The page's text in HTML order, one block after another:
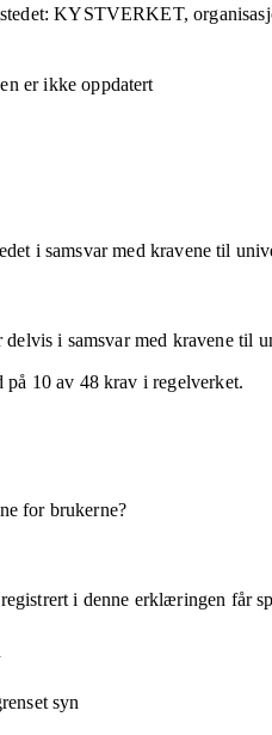
KYSTVERKET,
er ikke oppdatert
i samsvar med kravene til
delvis i samsvarmed kravene til
på 10av 48krav i regelverket.
for brukerne?
i denne erklæringen får
syn